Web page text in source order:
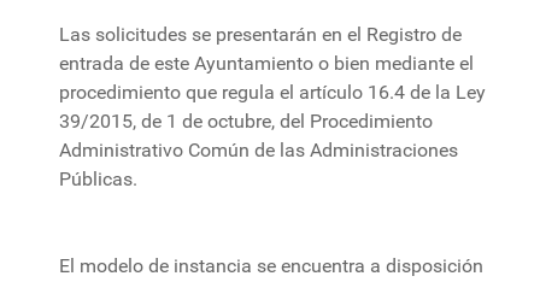
Las solicitudes se presentarán en el Registro de
entrada de este Ayuntamiento o bien mediante el
procedimiento que regula el artículo 16.4 de la Ley
39/2015, de 1 de octubre, del Procedimiento
Administrativo Común de las Administraciones
Públicas.
El modelo de instancia se encuentra a disposición